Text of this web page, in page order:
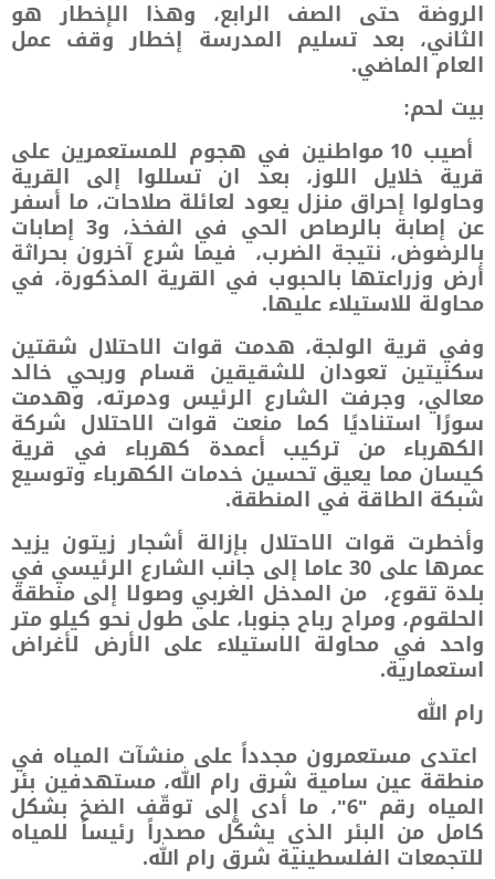
الروضة حتى الصف الرابع، وهذا الإخطار هو
الثاني، بعد تسليم المدرسة إخطار وقف عمل
العام الماضي.
بيت لحم:
أصيب 10 مواطنين في هجوم للمستعمرين على
قرية خلايل اللوز، بعد ان تسللوا إلى القرية
وحاولوا إحراق منزل يعود لعائلة صلاحات، ما أسفر
عن إصابة بالرصاص الحي في الفخذ، و3 إصابات
بالرضوض، نتيجة الضرب، فيما شرع آخرون بحراثة
أرض وزراعتها بالحبوب في القرية المذكورة، في
محاولة للاستيلاء عليها.
وفي قرية الولجة، هدمت قوات الاحتلال شقتين
سكنيتين تعودان للشقيقين قسام وربحي خالد
معالي، وجرفت الشارع الرئيس ودمرته، وهدمت
سورًا استناديًا كما منعت قوات الاحتلال شركة
الكهرباء من تركيب أعمدة كهرباء في قرية
كيسان مما يعيق تحسين خدمات الكهرباء وتوسيع
شبكة الطاقة في المنطقة.
وأخطرت قوات الاحتلال بإزالة أشجار زيتون يزيد
عمرها على 30 عاما إلى جانب الشارع الرئيسي في
بلدة تقوع، من المدخل الغربي وصولا إلى منطقة
الحلقوم، ومراح رباح جنوبا، على طول نحو كيلو متر
واحد في محاولة الاستيلاء على الأرض لأغراض
استعمارية.
رام الله
اعتدى مستعمرون مجدداً على منشآت المياه في
منطقة عين سامية شرق رام الله، مستهدفين بئر
المياه رقم "6"، ما أدى إلى توقّف الضخ بشكل
كامل من البئر الذي يشكّل مصدراً رئيساً للمياه
للتجمعات الفلسطينية شرق رام الله.